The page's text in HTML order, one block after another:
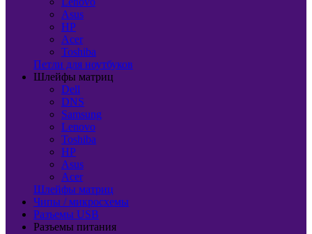
Asus
HP
Acer
Toshiba
Петли для ноутбуков
Шлейфы матриц
Dell
DNS
Samsung
Lenovo
Toshiba
HP
Asus
Acer
Шлейфы матриц
Чипы / микросхемы
Разъемы USB
Разъемы питания